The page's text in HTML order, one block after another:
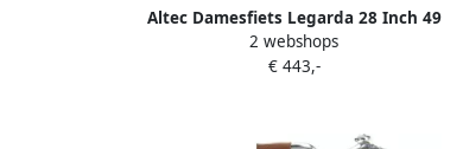
Altec Damesfiets Legarda 28 Inch 49
cm Dames 24V Hydraulische schijfrem
Paars
2 webshops
€ 443,-